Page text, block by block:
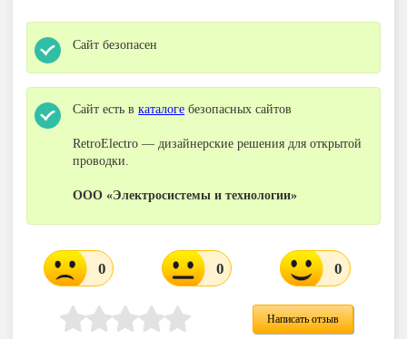
Сайт безопасен
Сайт есть вкаталоге безопасных сайтов
RetroElectro — дизайнерские решения для открытой
проводки.
ООО «Электросистемы и технологии»
0 0 0
Написать отзыв